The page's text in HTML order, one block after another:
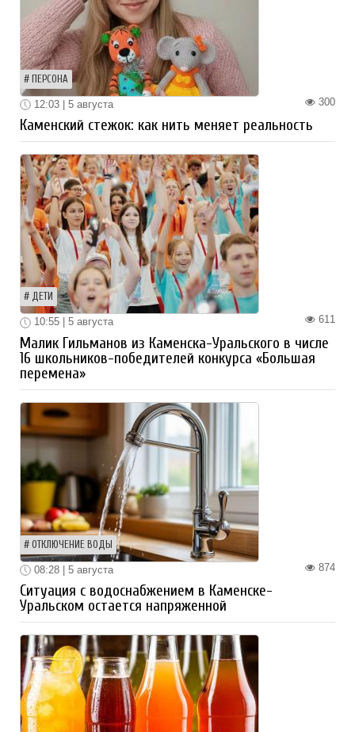
ПЕРСОНА
300
12:03 | 5 августа
Каменский стежок: как нить меняет реальность
ДЕТИ
611
10:55 | 5 августа
Малик Гильманов из Каменска-Уральского в числе
16 школьников-победителей конкурса «Большая
перемена»
ОТКЛЮЧЕНИЕ ВОДЫ
874
08:28 | 5 августа
Ситуация с водоснабжением в Каменске-
Уральском остается напряженной